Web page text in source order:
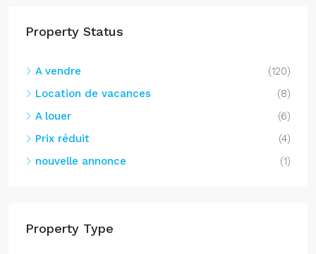
Property Status
A vendre
(120)
Location de vacances
(8)
A louer
(6)
Prix réduit
(4)
nouvelle annonce
(1)
Property Type